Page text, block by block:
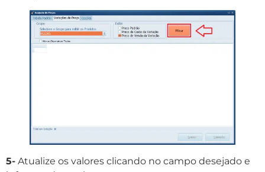
5- Atualize os valores clicando no campo desejado e